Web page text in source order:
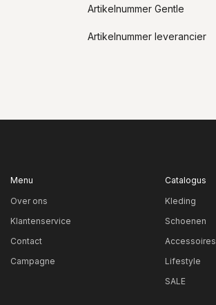
Artikelnummer Gentle
Artikelnummer leverancier
Menu
Over ons
Klantenservice
Contact
Campagne
Catalogus
Kleding
Schoenen
Accessoires
Lifestyle
SALE